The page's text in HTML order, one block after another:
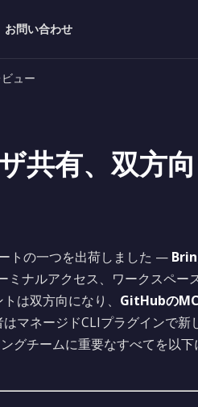
お問い合わせ
ュー
有、双方
トの一つを出荷しました —
ミナルアクセス、ワークスペー
は双方向になり、 GitHubの
マネージドCLIプラグインで新
グチームに重要なすべてを以下